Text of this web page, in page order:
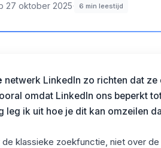
27 oktober 2025· 6 min leestijd
netwerk LinkedIn zo richten dat
omdat LinkedIn ons beperkt
leg ik uit hoe je dit kan omzeilen
klassieke zoekfunctie, niet over de